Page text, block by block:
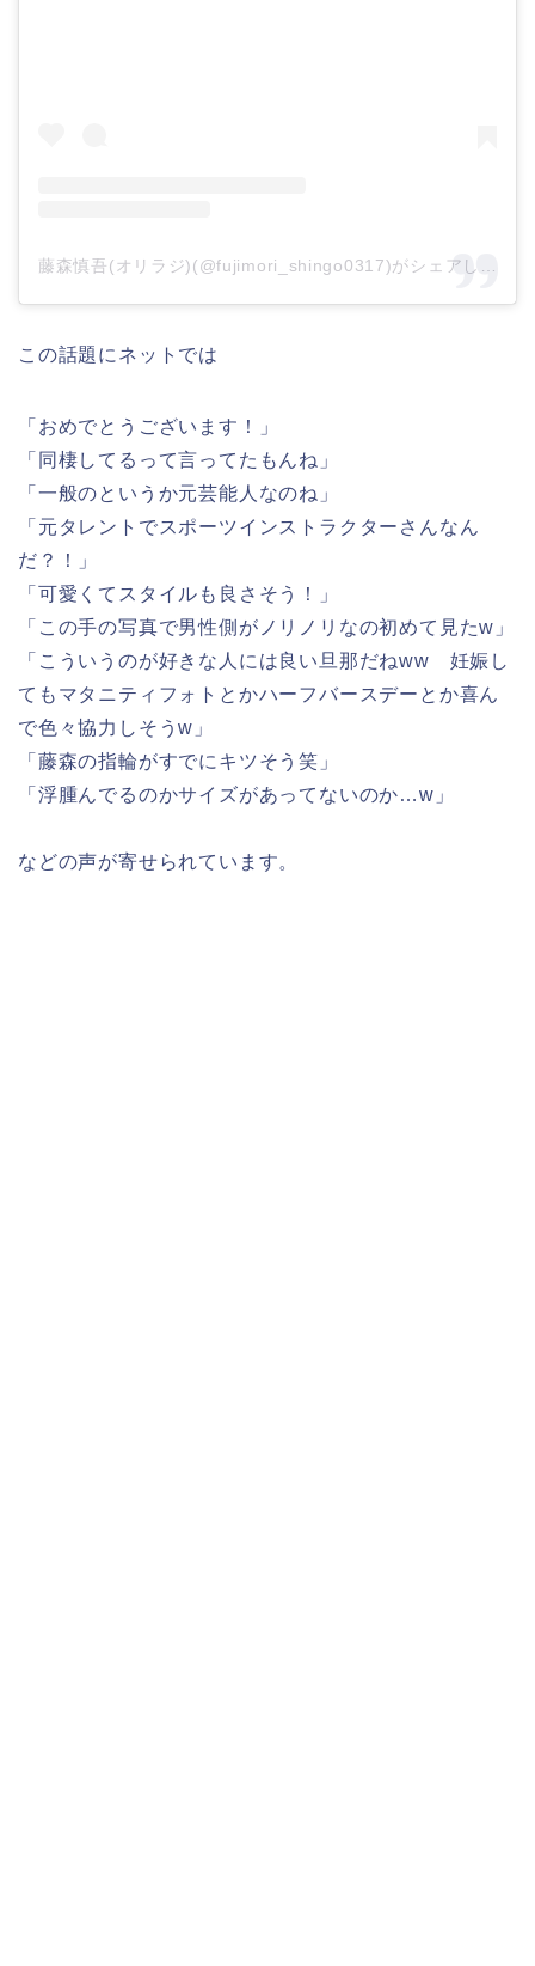
この話題にネットでは
「おめでとうございます！」
「同棲してるって言ってたもんね」
「一般のというか元芸能人なのね」
「元タレントでスポーツインストラクターさんなん
だ？！」
「可愛くてスタイルも良さそう！」
「この手の写真で男性側がノリノリなの初めて見たw」
「こういうのが好きな人には良い旦那だねww 妊娠し
てもマタニティフォトとかハーフバースデーとか喜ん
で色々協力しそうw」
「藤森の指輪がすでにキツそう笑」
「浮腫んでるのかサイズがあってないのか…w」
などの声が寄せられています。